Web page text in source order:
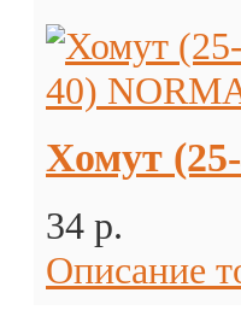
Хомут
34 p.
Описание